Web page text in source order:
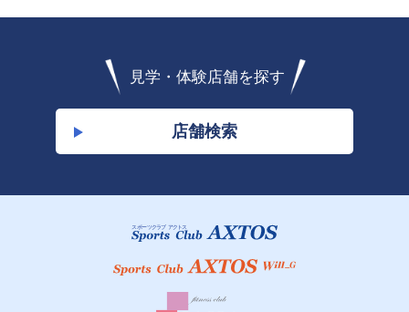
見学・体験店舗を探す
店舗検索